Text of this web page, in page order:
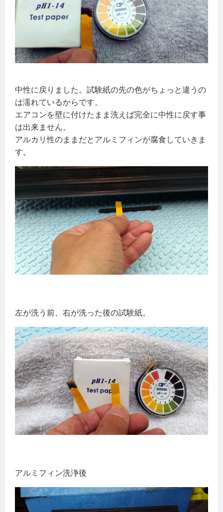
中性に戻りました。試験紙の先の色がちょっと違うの
は濡れているからです。
エアコンを壁に付けたまま洗えば完全に中性に戻す事
は出来ません。
アルカリ性のままだとアルミフィンが腐食していきま
す。
左が洗う前、右が洗った後の試験紙。
アルミフィン洗浄後